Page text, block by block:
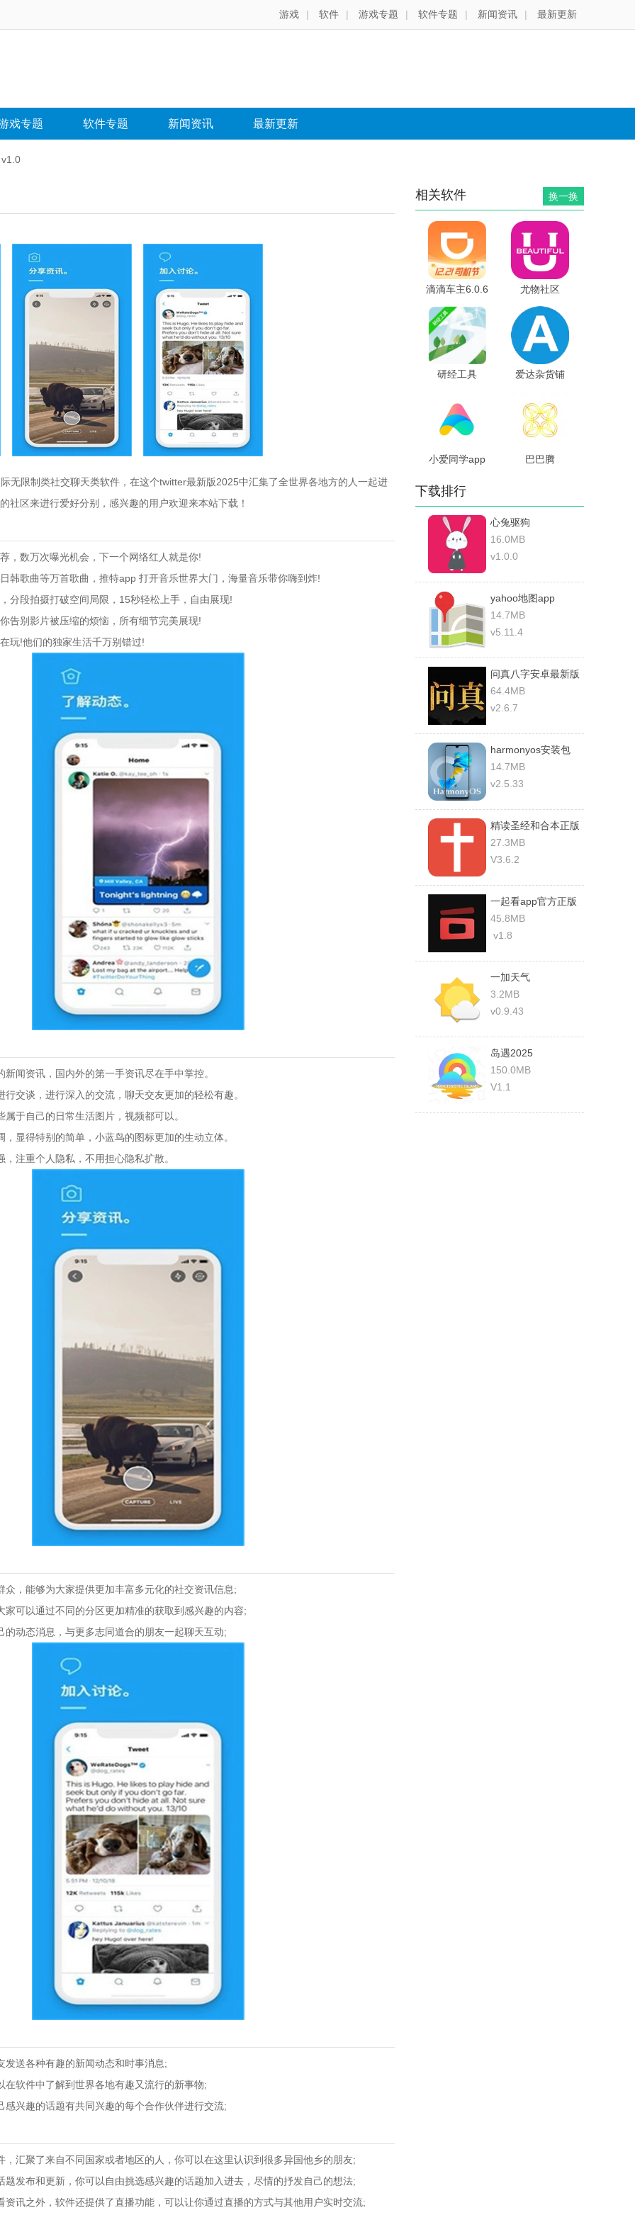
游戏 | 软件 | 游戏专题 | 软件专题 | 新闻资讯 | 最新更新
戏专题 软件专题 新闻资讯 最新更新
无限制类社交聊天类软件，在这个twitter最新版2025中汇集了全世界各地方的人一起进
社区来进行爱好分别，感兴趣的用户欢迎来本站下载！
，数万次曝光机会，下一个网络红人就是你!
韩歌曲等万首歌曲，推特app 打开音乐世界大门，海量音乐带你嗨到炸!
分段拍摄打破空间局限，15秒轻松上手，自由展现!
告别影片被压缩的烦恼，所有细节完美展现!
玩!他们的独家生活千万别错过!
闻资讯，国内外的第一手资讯尽在手中掌控。
交谈，进行深入的交流，聊天交友更加的轻松有趣。
于自己的日常生活图片，视频都可以。
显得特别的简单，小蓝鸟的图标更加的生动立体。
注重个人隐私，不用担心隐私扩散。
众，能够为大家提供更加丰富多元化的社交资讯信息;
家可以通过不同的分区更加精准的获取到感兴趣的内容;
的动态消息，与更多志同道合的朋友一起聊天互动;
发送各种有趣的新闻动态和时事消息;
在软件中了解到世界各地有趣又流行的新事物;
感兴趣的话题有共同兴趣的每个合作伙伴进行交流;
，汇聚了来自不同国家或者地区的人，你可以在这里认识到很多异国他乡的朋友;
题发布和更新，你可以自由挑选感兴趣的话题加入进去，尽情的抒发自己的想法;
资讯之外，软件还提供了直播功能，可以让你通过直播的方式与其他用户实时交流;
换一换
相关软件
滴滴车主6.0.6
版本
尤物社区
研经工具 爱达杂货铺
小爱同学app 巴巴腾
下载排行
心兔驱狗
16.0MB
v1.0.0
yahoo地图app
14.7MB
v5.11.4
问真八字安卓最新版
64.4MB
v2.6.7
harmonyos安装包
2.0
14.7MB
v2.5.33
精读圣经和合本正版
27.3MB
V3.6.2
一起看app官方正版
45.8MB
v1.8
一加天气
3.2MB
v0.9.43
岛遇2025
150.0MB
V1.1